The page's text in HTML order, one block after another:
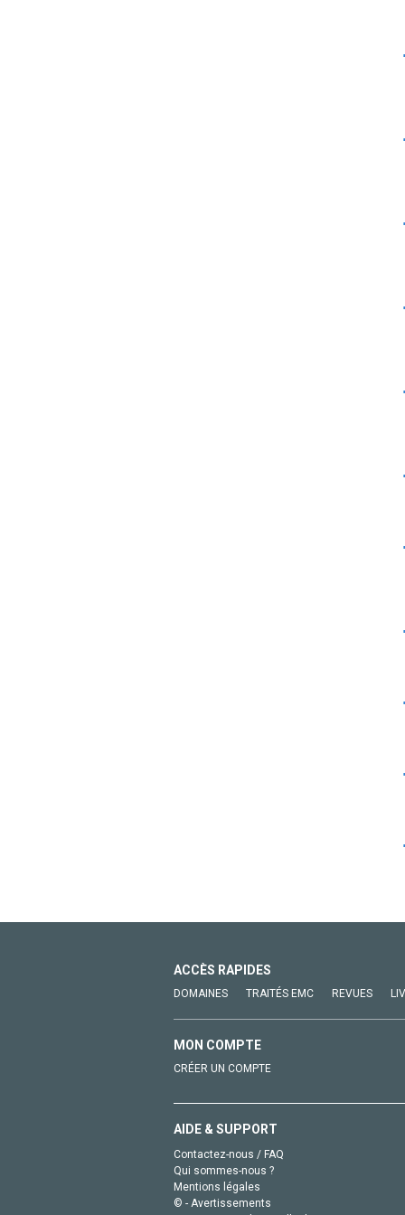
ACCÈS RAPIDES
DOMAINES TRAITÉS EMC REVUES
MON COMPTE
CRÉER UN COMPTE
AIDE & SUPPORT
Contactez-nous / FAQ
Qui sommes-nous ?
Mentions légales
© - Avertissements